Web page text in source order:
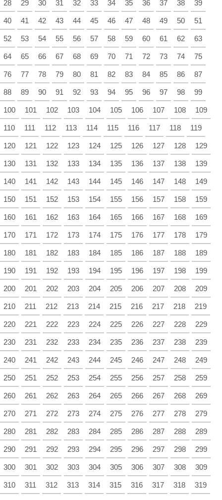
28 29 30 31 32 33 34 35 36 37 38 39
40 41 42 43 44 45 46 47 48 49 50 51
52 53 54 55 56 57 58 59 60 61 62 63
64 65 66 67 68 69 70 71 72 73 74 75
76 77 78 79 80 81 82 83 84 85 86 87
88 89 90 91 92 93 94 95 96 97 98 99
100 101 102 103 104 105 106 107 108 109
110 111 112 113 114 115 116 117 118 119
120 121 122 123 124 125 126 127 128 129
130 131 132 133 134 135 136 137 138 139
140 141 142 143 144 145 146 147 148 149
150 151 152 153 154 155 156 157 158 159
160 161 162 163 164 165 166 167 168 169
170 171 172 173 174 175 176 177 178 179
180 181 182 183 184 185 186 187 188 189
190 191 192 193 194 195 196 197 198 199
200 201 202 203 204 205 206 207 208 209
210 211 212 213 214 215 216 217 218 219
220 221 222 223 224 225 226 227 228 229
230 231 232 233 234 235 236 237 238 239
240 241 242 243 244 245 246 247 248 249
250 251 252 253 254 255 256 257 258 259
260 261 262 263 264 265 266 267 268 269
270 271 272 273 274 275 276 277 278 279
280 281 282 283 284 285 286 287 288 289
290 291 292 293 294 295 296 297 298 299
300 301 302 303 304 305 306 307 308 309
310 311 312 313 314 315 316 317 318 319